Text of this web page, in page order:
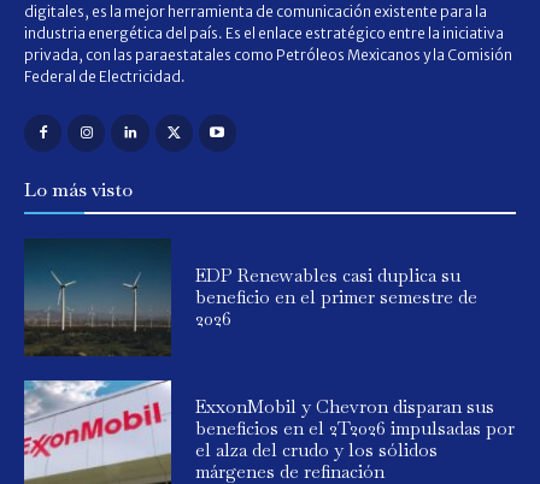
digitales, es la mejor herramienta de comunicación existente para la
industria energética del país. Es el enlace estratégico entre la iniciativa
privada, con las paraestatales como Petróleos Mexicanos y la Comisión
Federal de Electricidad.
Lo más visto
EDP Renewables casi duplica su
beneficio en el primer semestre de
2026
ExxonMobil y Chevron disparan sus
beneficios en el 2T2026 impulsadas por
el alza del crudo y los sólidos
márgenes de refinación